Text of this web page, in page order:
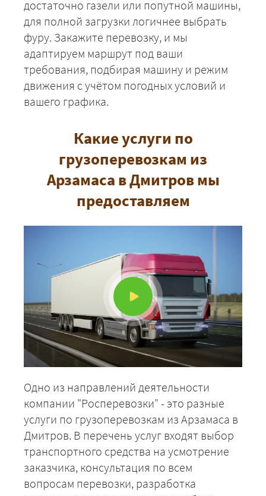
достаточно газели или попутной машины,
для полной загрузки логичнее выбрать
фуру. Закажите перевозку, и мы
адаптируем маршрут под ваши
требования, подбирая машину и режим
движения с учётом погодных условий и
вашего графика.
Какие услуги по
грузоперевозкам из
Арзамаса в Дмитров мы
предоставляем
Одно из направлений деятельности
компании "Росперевозки" - это разные
услуги по грузоперевозкам из Арзамаса в
Дмитров. В перечень услуг входят выбор
транспортного средства на усмотрение
заказчика, консультация по всем
вопросам перевозки, разработка
ЗАКАЗАТЬ